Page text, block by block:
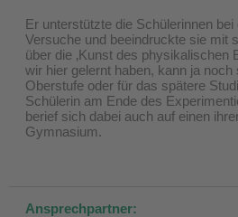
Er unterstützte die Schülerinnen
Versuche und beeindruckte sie mit
über die ‚Kunst des physikalischen
wir hier gelernt haben, kann ja
Oberstufe oder für das spätere
Schülerin am Ende des
berief sich dabei auch auf einen
Gymnasium.
Ansprechpartner: